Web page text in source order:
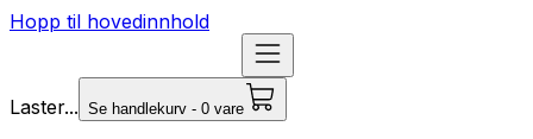
Hopp til hovedinnhold
Laster... Se handlekurv - 0 vare